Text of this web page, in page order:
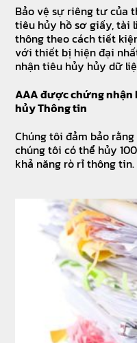
Bảo vệ sự riêng tư của
tiêu hủy hồ sơ giấy, tài
thông theo cách tiết
với thiết bị hiện đại
nhận tiêu hủy hủy dữ
AAA được chứng nhận
hủy Thông tin
Chúng tôi đảm bảo
chúng tôi có thể hủy
khả năng rò rỉ thông tin.